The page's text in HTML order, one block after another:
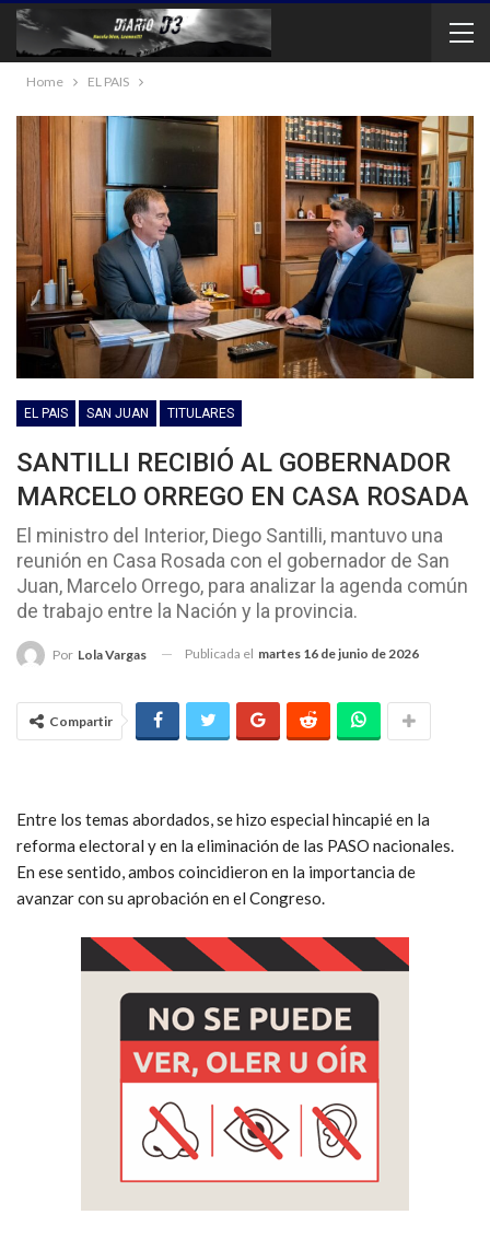
Home EL PAIS
EL PAIS SAN JUAN TITULARES
SANTILLI RECIBIÓ AL GOBERNADOR
MARCELO ORREGO EN CASA ROSADA
El ministro del Interior, Diego Santilli, mantuvo una
reunión en Casa Rosada con el gobernador de San
Juan, Marcelo Orrego, para analizar la agenda común
de trabajo entre la Nación y la provincia.
Por Lola Vargas Publicada el martes 16 de junio de 2026
Compartir
Entre los temas abordados, se hizo especial hincapié en la
reforma electoral y en la eliminación de las PASO nacionales.
En ese sentido, ambos coincidieron en la importancia de
avanzar con su aprobación en el Congreso.